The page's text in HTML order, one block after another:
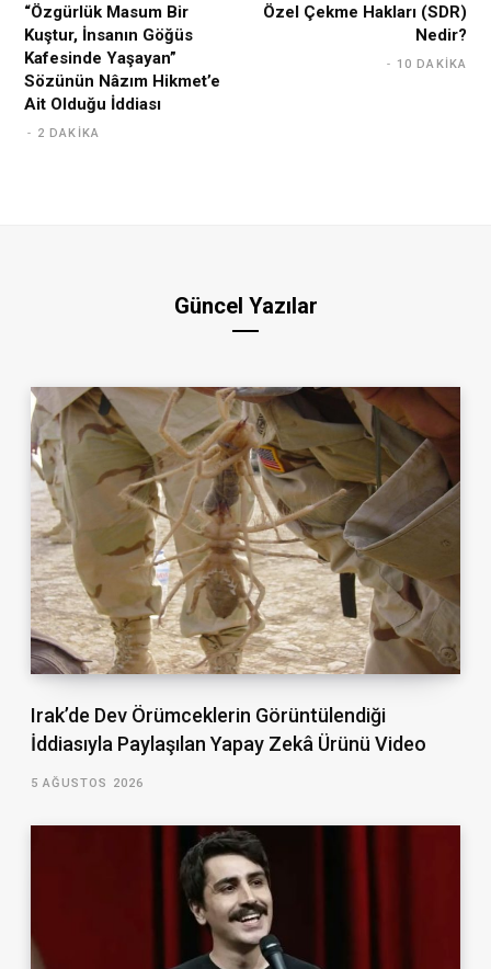
“Özgürlük Masum Bir
Kuştur, İnsanın Göğüs
Kafesinde Yaşayan”
Sözünün Nâzım Hikmet’e
Ait Olduğu İddiası
2 DAKIKA
Özel Çekme Hakları (SDR)
Nedir?
10 DAKIKA
Güncel Yazılar
Irak’de Dev Örümceklerin Görüntülendiği
İddiasıyla Paylaşılan Yapay Zekâ Ürünü Video
5 AĞUSTOS 2026